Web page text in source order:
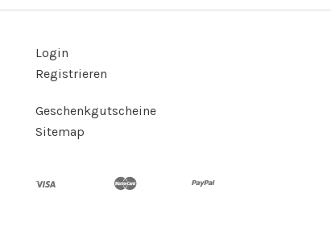
Login
Registrieren
Geschenkgutscheine
Sitemap